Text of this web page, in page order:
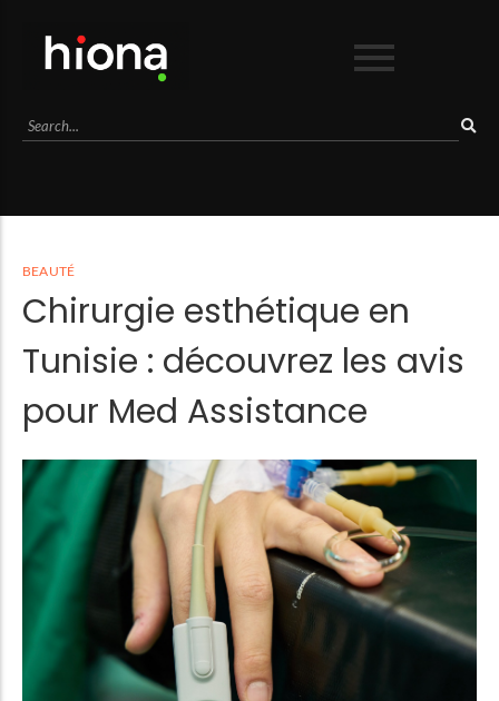
Business
Sport
Voyage
BEAUTÉ
Chirurgie esthétique en
Tunisie : découvrez les avis
pour Med Assistance